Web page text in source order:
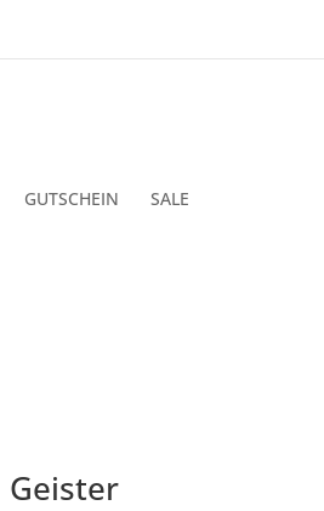
GUTSCHEIN SALE
Geister